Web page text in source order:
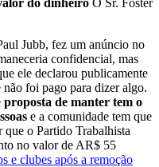
Jubb, fez um anúncio no
confidencial, mas
ele declarou publicamente
não foi pago para dizer algo.
proposta de manter tem o
e a comunidade tem que
que o Partido Trabalhista
no valor de AR$ 55
e clubes após a remoção